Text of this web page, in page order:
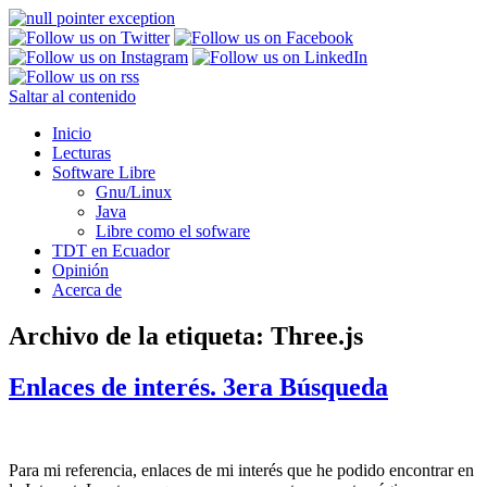
Saltar al contenido
Inicio
Lecturas
Software Libre
Gnu/Linux
Java
Libre como el sofware
TDT en Ecuador
Opinión
Acerca de
Archivo de la etiqueta: Three.js
Enlaces de interés. 3era Búsqueda
Para mi referencia, enlaces de mi interés que he podido encontrar en